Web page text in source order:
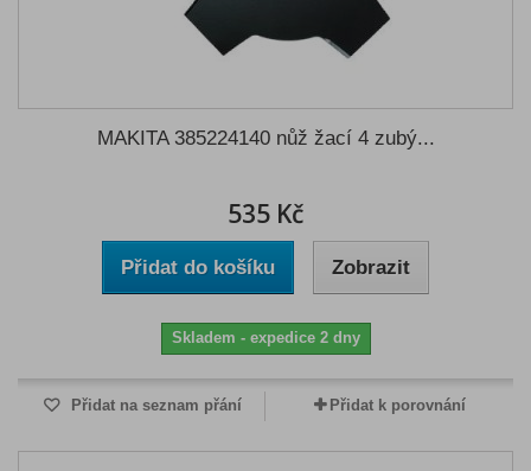
MAKITA 385224140 nůž žací 4 zubý...
535 Kč
Přidat do košíku Zobrazit
Skladem - expedice 2 dny
Přidat na seznam přání Přidat k porovnání